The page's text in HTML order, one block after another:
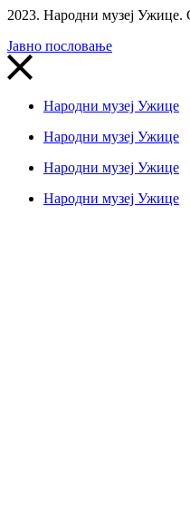
2023. Народни музеј Ужице.
Јавно пословање
Народни музеј Ужице
Народни музеј Ужице
Народни музеј Ужице
Народни музеј Ужице